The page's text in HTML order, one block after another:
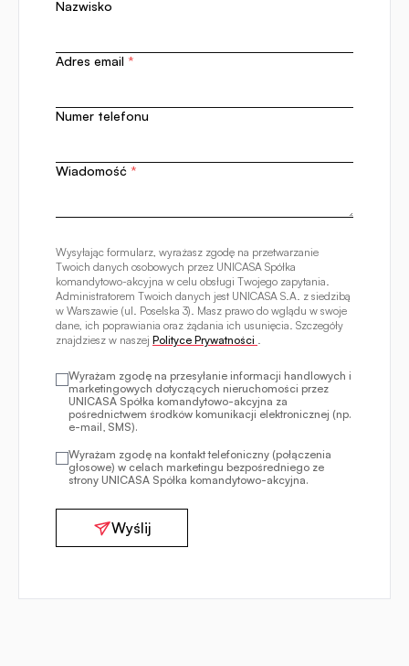
Nazwisko
Adres email *
Numer telefonu
Wiadomość *
Wysyłając formularz, wyrażasz zgodę na przetwarzanie
Twoich danych osobowych przez UNICASA Spółka
komandytowo-akcyjna w celu obsługi Twojego zapytania.
Administratorem Twoich danych jest UNICASA S.A. z siedzibą
w Warszawie (ul. Poselska 3). Masz prawo do wglądu w swoje
dane, ich poprawiania oraz żądania ich usunięcia. Szczegóły
znajdziesz w naszej Polityce Prywatności .
Wyrażam zgodę na przesyłanie informacji handlowych i
marketingowych dotyczących nieruchomości przez
UNICASA Spółka komandytowo-akcyjna za
pośrednictwem środków komunikacji elektronicznej (np.
e-mail, SMS).
Wyrażam zgodę na kontakt telefoniczny (połączenia
głosowe) w celach marketingu bezpośredniego ze
strony UNICASA Spółka komandytowo-akcyjna.
Wyślij